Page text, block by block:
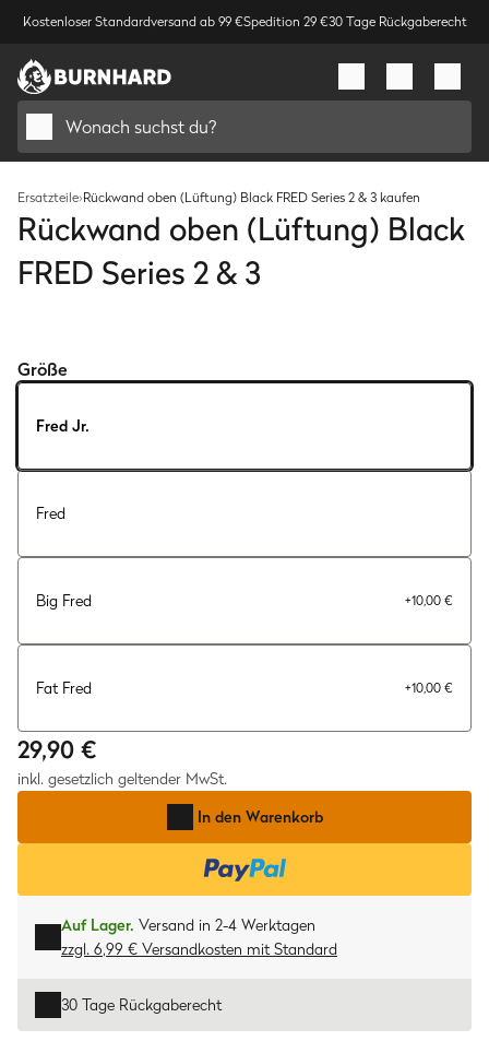
Kostenloser Standardversand ab 99 €Spedition 29 €30 Tage Rückgaberecht
Wonach suchst du?
Ersatzteile›Rückwand oben (Lüftung) Black FRED Series 2 & 3 kaufen
Rückwand oben (Lüftung) Black
FRED Series 2 & 3
Größe
Fred Jr.
Fred
Big Fred +10,00 €
Fat Fred +10,00 €
29,90 €
inkl. gesetzlich geltender MwSt.
In den Warenkorb
Auf Lager. Versand in 2-4 Werktagen
zzgl. 6,99 € Versandkosten mit Standard
30 Tage Rückgaberecht